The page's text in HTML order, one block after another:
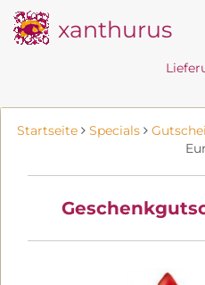
xanthurus
Startseite Specials